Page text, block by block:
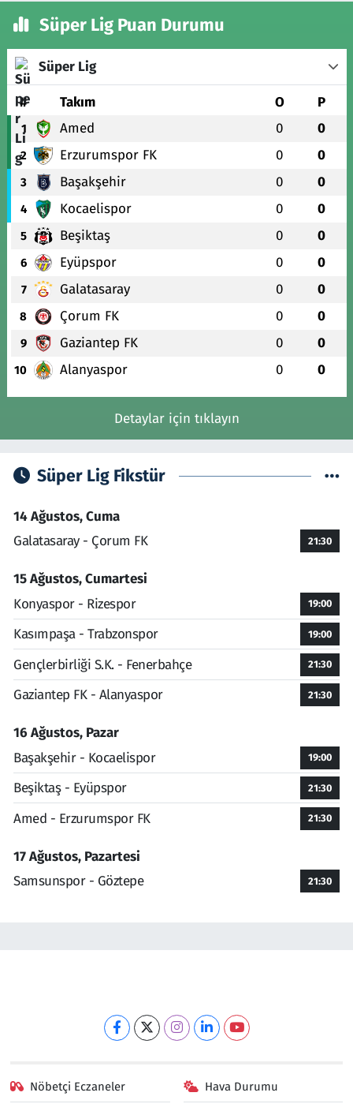
Süper Lig Puan Durumu
Süper Lig
# Takım O P
1 Amed 0 0
2 Erzurumspor FK 0 0
3 Başakşehir 0 0
4 Kocaelispor 0 0
5 Beşiktaş 0 0
6 Eyüpspor 0 0
7 Galatasaray 0 0
8 Çorum FK 0 0
9 Gaziantep FK 0 0
10 Alanyaspor 0 0
Detaylar için tıklayın
Süper Lig Fikstür
14 Ağustos, Cuma
Galatasaray - Çorum FK
21:30
15 Ağustos, Cumartesi
Konyaspor - Rizespor
19:00
Kasımpaşa - Trabzonspor 19:00
Gençlerbirliği S.K. - Fenerbahçe 21:30
Gaziantep FK - Alanyaspor 21:30
16 Ağustos, Pazar
Başakşehir - Kocaelispor
19:00
Beşiktaş - Eyüpspor 21:30
Amed - Erzurumspor FK 21:30
17 Ağustos, Pazartesi
Samsunspor - Göztepe
21:30
Nöbetçi Eczaneler Hava Durumu